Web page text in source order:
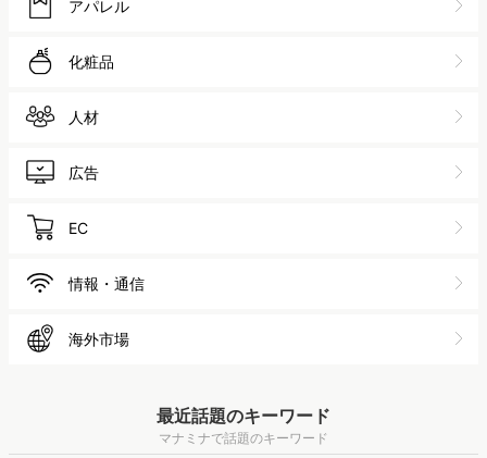
アパレル
化粧品
人材
広告
EC
情報・通信
海外市場
最近話題のキーワード
マナミナで話題のキーワード